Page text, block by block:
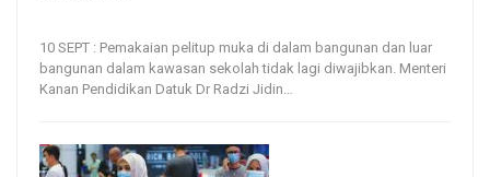
10 SEPT : Pemakaian pelitup muka di dalam bangunan dan luar
bangunan dalam kawasan sekolah tidak lagi diwajibkan. Menteri
Kanan Pendidikan Datuk Dr Radzi Jidin